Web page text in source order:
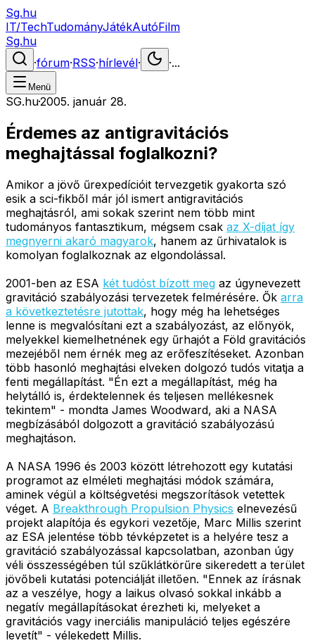
Sg.hu
IT/TechTudományJátékAutóFilm
Sg.hu
·fórum·RSS·hírlevél· ·...
Menü
SG.hu·2005. január 28.
Érdemes az antigravitációs
meghajtással foglalkozni?
Amikor a jövő űrexpedícióit tervezgetik gyakorta szó
esik a sci-fikből már jól ismert antigravitációs
meghajtásról, ami sokak szerint nem több mint
tudományos fantasztikum, mégsem csak az X-díjat így
megnyerni akaró magyarok, hanem az űrhivatalok is
komolyan foglalkoznak az elgondolással.
2001-ben az ESA két tudóst bízott meg az úgynevezett
gravitáció szabályozási tervezetek felmérésére. Ők arra
a következtetésre jutottak, hogy még ha lehetséges
lenne is megvalósítani ezt a szabályozást, az előnyök,
melyekkel kiemelhetnének egy űrhajót a Föld gravitációs
mezejéből nem érnék meg az erőfeszítéseket. Azonban
több hasonló meghajtási elveken dolgozó tudós vitatja a
fenti megállapítást. "Én ezt a megállapítást, még ha
helytálló is, érdektelennek és teljesen mellékesnek
tekintem" - mondta James Woodward, aki a NASA
megbízásából dolgozott a gravitáció szabályozású
meghajtáson.
A NASA 1996 és 2003 között létrehozott egy kutatási
programot az elméleti meghajtási módok számára,
aminek végül a költségvetési megszorítások vetettek
véget. A Breakthrough Propulsion Physics elnevezésű
projekt alapítója és egykori vezetője, Marc Millis szerint
az ESA jelentése több tévképzetet is a helyére tesz a
gravitáció szabályozással kapcsolatban, azonban úgy
véli összességében túl szűklátkörűre sikeredett a terület
jövőbeli kutatási potenciálját illetően. "Ennek az írásnak
az a veszélye, hogy a laikus olvasó sokkal inkább a
negatív megállapításokat érezheti ki, melyeket a
gravitációs vagy inerciális manipuláció teljes egészére
levetít" - vélekedett Millis.